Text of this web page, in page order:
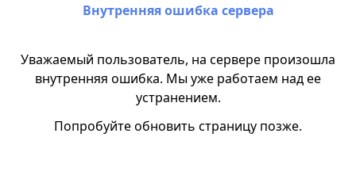
Внутренняя ошибка сервера
Уважаемый пользователь, на сервере произошла
внутренняя ошибка. Мы уже работаем над ее
устранением.
Попробуйте обновить страницу позже.